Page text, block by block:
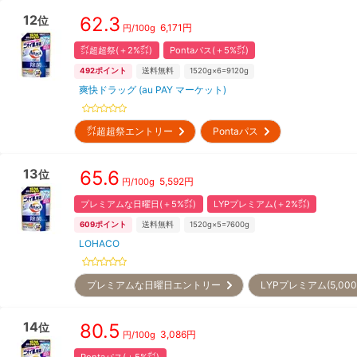
12位 62.3 円/100g 6,171 円
㌽超超祭(＋2%㌽) Pontaパス(＋5%㌽)
492ポイント 送料無料 1520g×6=9120g
爽快ドラッグ (au PAY マーケット)
㌽超超祭エントリー Pontaパス
13位 65.6 円/100g 5,592円
プレミアムな日曜日(＋5%㌽) LYPプレミアム(＋2%㌽)
609ポイント 送料無料 1520g×5=7600g
LOHACO
プレミアムな日曜日エントリー LYPプレミアム
14位 80.5 円/100g 3,086円